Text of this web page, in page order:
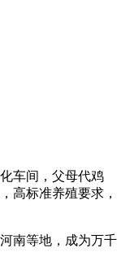
车间，父母代鸡
高标准养殖要求，
南等地，成为万千